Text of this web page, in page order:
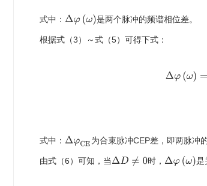
式中： Δφ(ω) 是两个脉冲的频谱相位差。
根据式（3）～式（5）可得下式：
) Δ
式中： ΔφCE 为合束脉冲CEP差，即两脉冲
由式（6）可知，当ΔD≠0 时， Δφ(ω) 是